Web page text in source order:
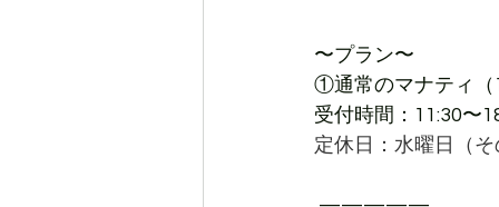
〜プラン〜
①通常のマナティ（
受付時間： 11:30〜
定休日：水曜日（そ